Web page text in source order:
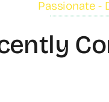
Passionate -